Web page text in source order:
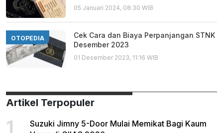
05 Januari 2024, 08:30 WIB
OTOPEDIA
Cek Cara dan Biaya Perpanjangan STNK
Desember 2023
01 Desember 2023, 11:16 WIB
Artikel Terpopuler
1
Suzuki Jimny 5-Door Mulai Memikat Bagi Kaum